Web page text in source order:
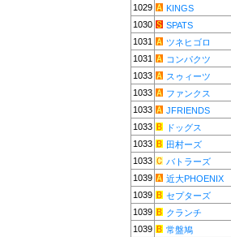
1029
KINGS
1030
SPATS
1031
ツネヒゴロ
1031
コンパクツ
1033
スゥィーツ
1033
ファンクス
1033
JFRIENDS
1033
ドッグス
1033
田村ーズ
1033
バトラーズ
1039
近大PHOENIX
1039
セプターズ
1039
クランチ
1039
常盤鳩